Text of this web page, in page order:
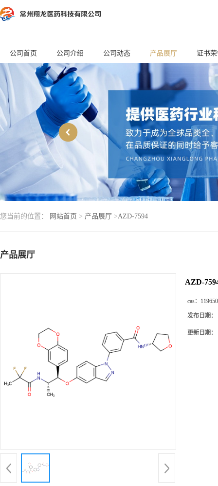
公司首页 公司介绍 公司动态 产品展厅 证书
您当前的位置： 网站首页 > 产品展厅 >AZD-7594
产品展厅
AZD-
cas：
发布日期：
更新日期：